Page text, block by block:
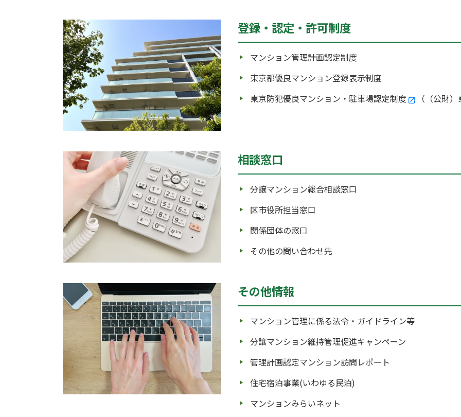
登録・認定・許可制度
マンション管理計画認定制度
東京都優良マンション登録表示制度
東京防犯優良マンション・駐車場認定制度
（（公財
相談窓口
分譲マンション総合相談窓口
区市役所担当窓口
関係団体の窓口
その他の問い合わせ先
その他情報
マンション管理に係る法令・ガイドライン等
分譲マンション維持管理促進キャンペーン
管理計画認定マンション訪問レポート
住宅宿泊事業(いわゆる民泊)
マンションみらいネット